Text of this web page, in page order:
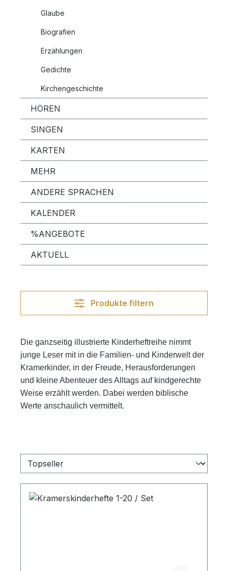
Glaube
Biografien
Erzählungen
Gedichte
Kirchengeschichte
HÖREN
SINGEN
KARTEN
MEHR
ANDERE SPRACHEN
KALENDER
%ANGEBOTE
AKTUELL
Produkte filtern
Die ganzseitig illustrierte Kinderheftreihe nimmt
junge Leser mit in die Familien- und Kinderwelt der
Kramerkinder, in der Freude, Herausforderungen
und kleine Abenteuer des Alltags auf kindgerechte
Weise erzählt werden. Dabei werden biblische
Werte anschaulich vermittelt.